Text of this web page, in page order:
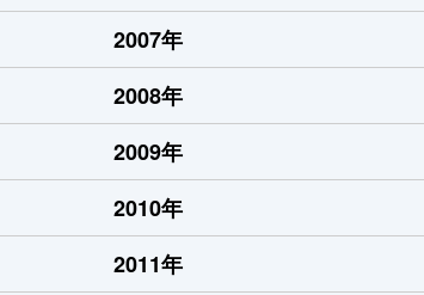
2007年
2008年
2009年
2010年
2011年